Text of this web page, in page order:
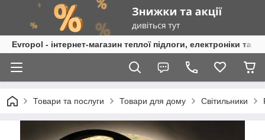
Evropol - інтернет-магазин теплої підлоги, електроніки та
Товари та послуги Товари для дому Світильники